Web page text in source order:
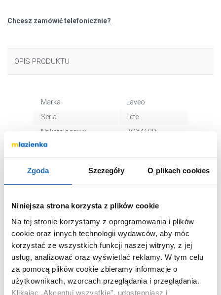
Zgoda Szczegóły O plikach cookies
Niniejsza strona korzysta z plików cookie
Na tej stronie korzystamy z oprogramowania i plików
cookie oraz innych technologii wydawców, aby móc
korzystać ze wszystkich funkcji naszej witryny, z jej
usług, analizować oraz wyświetlać reklamy. W tym celu
za pomocą plików cookie zbieramy informacje o
użytkownikach, wzorcach przeglądania i przeglądania.
Klikając „Akceptuj wszystkie”, udostępniasz i
Chcesz zamówić telefonicznie?
OPIS PRODUKTU
Marka
Laveo
Seria
Lete
Nr katalogowy
BQX468D
Montaż
Podokienna
nie
Wykończenie
granit/metal
Opcja filtrowania
wody
nie
Opcja wody
gazowanej
nie
Kod EAN
5907791125439